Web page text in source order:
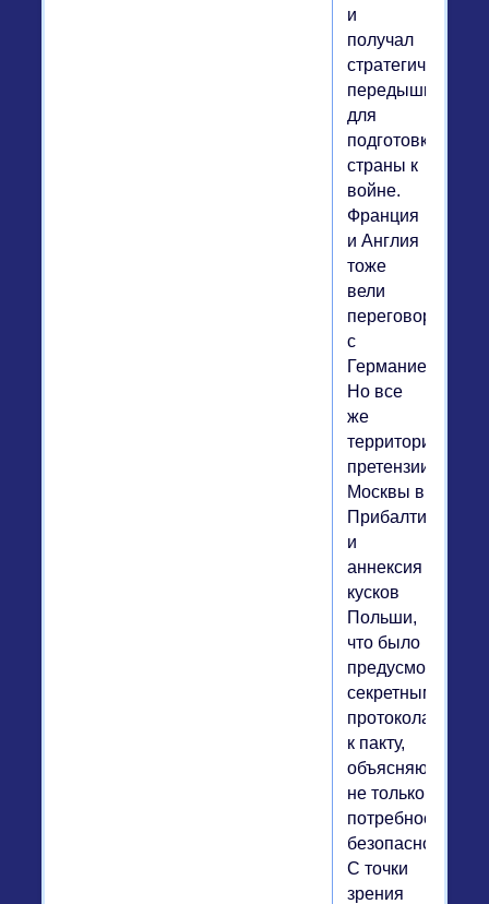
и
получал
стратегическую
передышку
для
подготовки
страны к
войне.
Франция
и Англия
тоже
вели
переговоры
с
Германией.
Но все
же
претензии
Москвы в
Прибалтике
и
аннексия
кусков
Польши,
что было
предусмотрено
секретными
протоколами
к пакту,
объясняются
не только
потребностями
безопасности.
С точки
зрения